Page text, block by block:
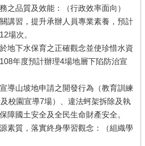
之品質及效能：（行政效率面向）
講習，提升承辦人員專業素養，預計
場次。
地下水保育之正確觀念並使珍惜水資
年度預計辦理4場地層下陷防治宣
導山坡地申請之開發行為（教育訓練
校園宣導7場）、違法蚵架拆除及執
障國土安全及全民生命財產安全。
素質，落實終身學習觀念：（組織學